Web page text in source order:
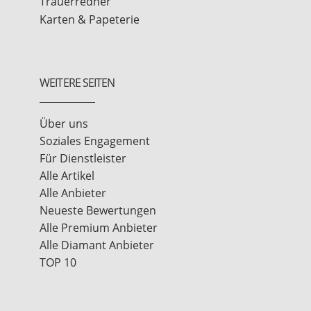
Karten & Papeterie
WEITERE SEITEN
Über uns
Soziales Engagement
Für Dienstleister
Alle Artikel
Alle Anbieter
Neueste Bewertungen
Alle Premium Anbieter
Alle Diamant Anbieter
TOP 10